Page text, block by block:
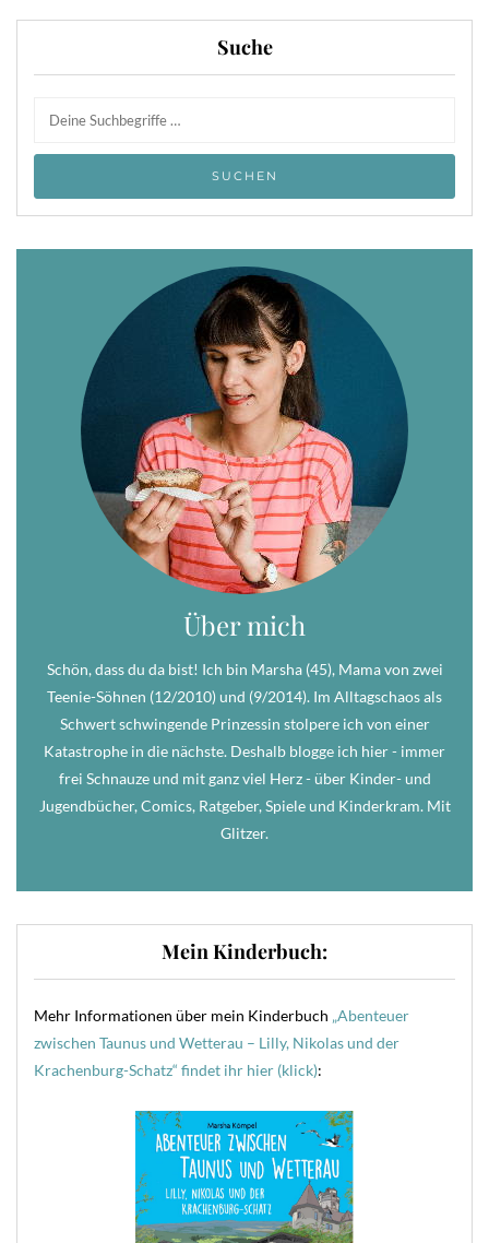
Suche
Über mich
Schön, dass du da bist! Ich bin Marsha (45), Mama von zwei
Teenie-Söhnen (12/2010) und (9/2014). Im Alltagschaos als
Schwert schwingende Prinzessin stolpere ich von einer
Katastrophe in die nächste. Deshalb blogge ich hier - immer
frei Schnauze und mit ganz viel Herz - über Kinder- und
Jugendbücher, Comics, Ratgeber, Spiele und Kinderkram. Mit
Glitzer.
Mein Kinderbuch:
Mehr Informationen über mein Kinderbuch „Abenteuer
zwischen Taunus und Wetterau – Lilly, Nikolas und der
Krachenburg-Schatz“ findet ihr hier (klick):